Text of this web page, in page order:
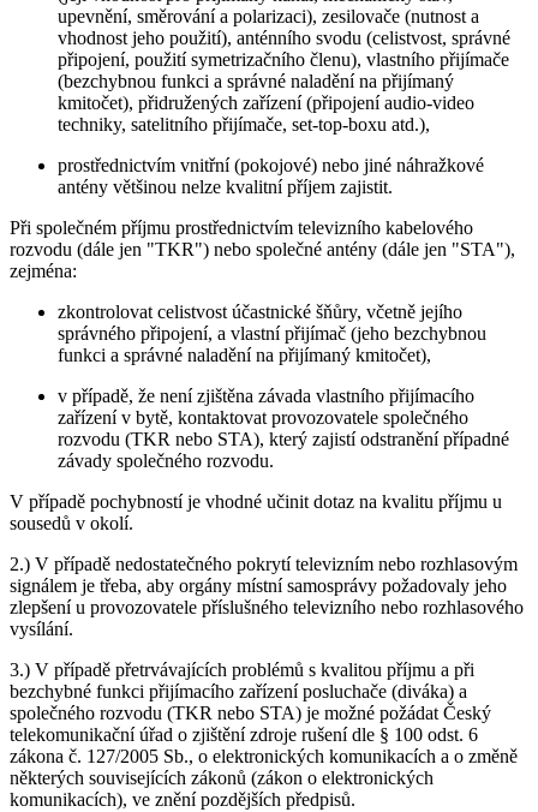
upevnění, směrování a polarizaci), zesilovače (nutnost a
vhodnost jeho použití), anténního svodu (celistvost, správné
připojení, použití symetrizačního členu), vlastního přijímače
(bezchybnou funkci a správné naladění na přijímaný
kmitočet), přidružených zařízení (připojení audio-video
techniky, satelitního přijímače, set-top-boxu atd.),
prostřednictvím vnitřní (pokojové) nebo jiné náhražkové
antény většinou nelze kvalitní příjem zajistit.
Při společném příjmu prostřednictvím televizního kabelového
rozvodu (dále jen "TKR") nebo společné antény (dále jen "STA"),
zejména:
zkontrolovat celistvost účastnické šňůry, včetně jejího
správného připojení, a vlastní přijímač (jeho bezchybnou
funkci a správné naladění na přijímaný kmitočet),
v případě, že není zjištěna závada vlastního přijímacího
zařízení v bytě, kontaktovat provozovatele společného
rozvodu (TKR nebo STA), který zajistí odstranění případné
závady společného rozvodu.
V případě pochybností je vhodné učinit dotaz na kvalitu příjmu u
sousedů v okolí.
2.) V případě nedostatečného pokrytí televizním nebo rozhlasovým
signálem je třeba, aby orgány místní samosprávy požadovaly jeho
zlepšení u provozovatele příslušného televizního nebo rozhlasového
vysílání.
3.) V případě přetrvávajících problémů s kvalitou příjmu a při
bezchybné funkci přijímacího zařízení posluchače (diváka) a
společného rozvodu (TKR nebo STA) je možné požádat Český
telekomunikační úřad o zjištění zdroje rušení dle § 100 odst. 6
zákona č. 127/2005 Sb., o elektronických komunikacích a o změně
některých souvisejících zákonů (zákon o elektronických
komunikacích), ve znění pozdějších předpisů.